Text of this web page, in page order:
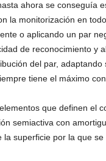
ahora se conseguía
la monitorización en
o aplicando un par
de reconocimiento y
del par,
tiene el máximo
que definen el
semiactiva con
la superficie por la que se